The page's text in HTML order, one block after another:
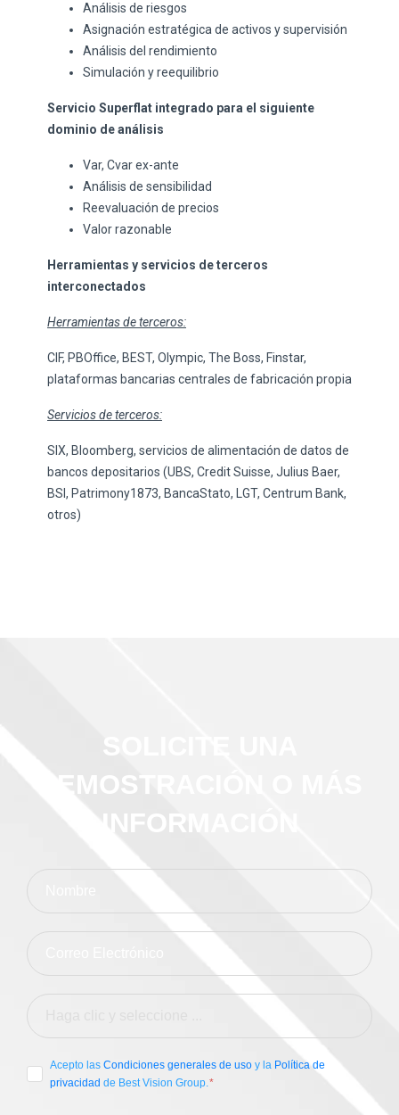
Análisis de riesgos
Asignación estratégica de activos y supervisión
Análisis del rendimiento
Simulación y reequilibrio
Servicio Superflat integrado para el siguiente
dominio de análisis
Var, Cvar ex-ante
Análisis de sensibilidad
Reevaluación de precios
Valor razonable
Herramientas y servicios de terceros
interconectados
Herramientas de terceros:
CIF, PBOffice, BEST, Olympic, The Boss, Finstar,
plataformas bancarias centrales de fabricación propia
Servicios de terceros:
SIX, Bloomberg, servicios de alimentación de datos de
bancos depositarios (UBS, Credit Suisse, Julius Baer,
BSI, Patrimony1873, BancaStato, LGT, Centrum Bank,
otros)
Acepto las Condiciones generales de uso y la Política de
privacidad de Best Vision Group.